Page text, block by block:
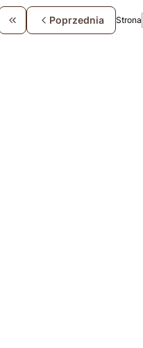
Wróć do pierwszej strony z
Poprzednia Strona